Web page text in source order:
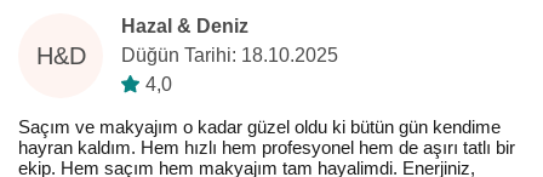
H&D
Hazal & Deniz
Düğün Tarihi: 18.10.2025
4,0
Saçım ve makyajım o kadar güzel oldu ki bütün gün kendime
hayran kaldım. Hem hızlı hem profesyonel hem de aşırı tatlı bir
ekip. Hem saçım hem makyajım tam hayalimdi. Enerjiniz,